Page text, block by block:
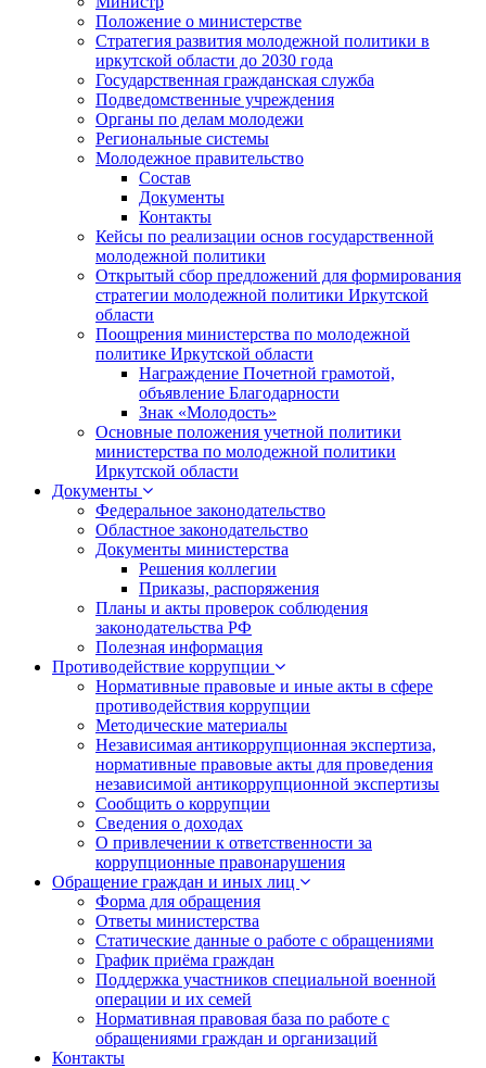
Положение о министерстве
Стратегия развития молодежной политики в
иркутской области до 2030 года
Государственная гражданская служба
Подведомственные учреждения
Органы по делам молодежи
Региональные системы
Молодежное правительство
Состав
Документы
Контакты
Кейсы по реализации основ государственной
молодежной политики
Открытый сбор предложений для формирования
стратегии молодежной политики Иркутской
области
Поощрения министерства по молодежной
политике Иркутской области
Награждение Почетной грамотой,
объявление Благодарности
Знак «Молодость»
Основные положения учетной политики
министерства по молодежной политики
Иркутской области
Документы
Федеральное законодательство
Областное законодательство
Документы министерства
Решения коллегии
Приказы, распоряжения
Планы и акты проверок соблюдения
законодательства РФ
Полезная информация
Противодействие коррупции
Нормативные правовые и иные акты в сфере
противодействия коррупции
Методические материалы
Независимая антикоррупционная экспертиза,
нормативные правовые акты для проведения
независимой антикоррупционной экспертизы
Сообщить о коррупции
Сведения о доходах
О привлечении к ответственности за
коррупционные правонарушения
Обращение граждан и иных лиц
Форма для обращения
Ответы министерства
Статические данные о работе с обращениями
График приёма граждан
Поддержка участников специальной военной
операции и их семей
Нормативная правовая база по работе с
обращениями граждан и организаций
Контакты